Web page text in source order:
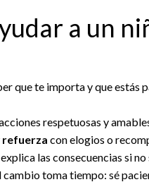
a un
que te importa y que estás
respetuosas y
refuerza con elogios o
las consecuencias si
toma tiempo: sé